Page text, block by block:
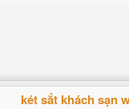
két sắt khách sạn